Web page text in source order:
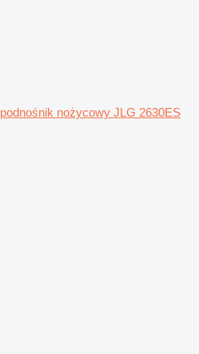
podnośnik nożycowy JLG 2630ES